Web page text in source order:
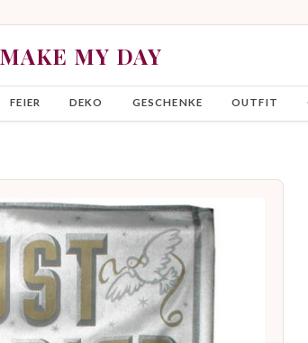
MY DAY
FEIER DEKO GESCHENKE OUTFIT